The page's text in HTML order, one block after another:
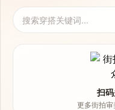
扫
更多街拍